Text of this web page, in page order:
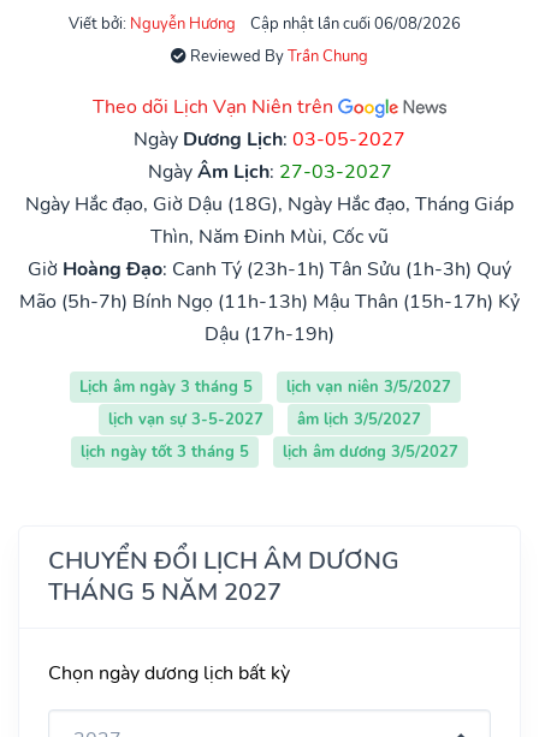
Viết bởi: Nguyễn Hương
Cập nhật lần cuối 06/08/2026
Reviewed ByTrần Chung
Theo dõi Lịch Vạn Niên trên
Ngày Dương Lịch: 03-05-2027
NgàyÂm Lịch: 27-03-2027
Ngày Hắc đạo, Giờ Dậu (18G), Ngày Hắc đạo, Tháng Giáp
Thìn, Năm Đinh Mùi, Cốc vũ
Giờ Hoàng Đạo: Canh Tý (23h-1h) Tân Sửu (1h-3h) Quý
Mão (5h-7h) Bính Ngọ (11h-13h) Mậu Thân (15h-17h) Kỷ
Dậu (17h-19h)
Lịch âm ngày 3 tháng 5
lịch vạn niên 3/5/2027
lịch vạn sự 3-5-2027
âm lịch 3/5/2027
lịch ngày tốt 3 tháng 5
lịch âm dương 3/5/2027
CHUYỂN ĐỔI LỊCH ÂM DƯƠNG
THÁNG 5 NĂM 2027
Chọn ngày dương lịch bất kỳ